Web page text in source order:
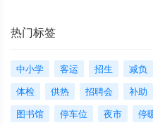
热门标签
中小学 客运 招生 减负
体检
供热 招聘会 补助
图书馆
停车位 夜市 停